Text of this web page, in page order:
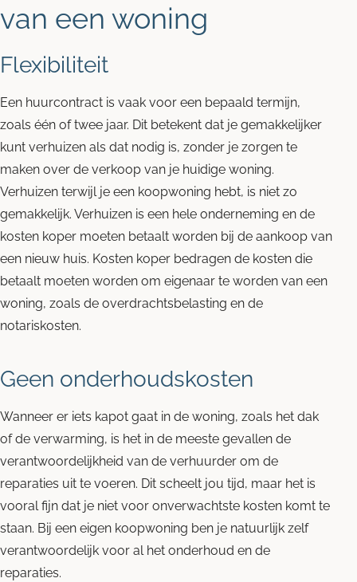
van een woning
Flexibiliteit
Een huurcontract is vaak voor een bepaald termijn,
zoals één of twee jaar. Dit betekent dat je gemakkelijker
kunt verhuizen als dat nodig is, zonder je zorgen te
maken over de verkoop van je huidige woning.
Verhuizen terwijl je een koopwoning hebt, is niet zo
gemakkelijk. Verhuizen is een hele onderneming en de
kosten koper moeten betaalt worden bij de aankoop van
een nieuw huis. Kosten koper bedragen de kosten die
betaalt moeten worden om eigenaar te worden van een
woning, zoals de overdrachtsbelasting en de
notariskosten.
Geen onderhoudskosten
Wanneer er iets kapot gaat in de woning, zoals het dak
of de verwarming, is het in de meeste gevallen de
verantwoordelijkheid van de verhuurder om de
reparaties uit te voeren. Dit scheelt jou tijd, maar het is
vooral fijn dat je niet voor onverwachtste kosten komt te
staan. Bij een eigen koopwoning ben je natuurlijk zelf
verantwoordelijk voor al het onderhoud en de
reparaties.